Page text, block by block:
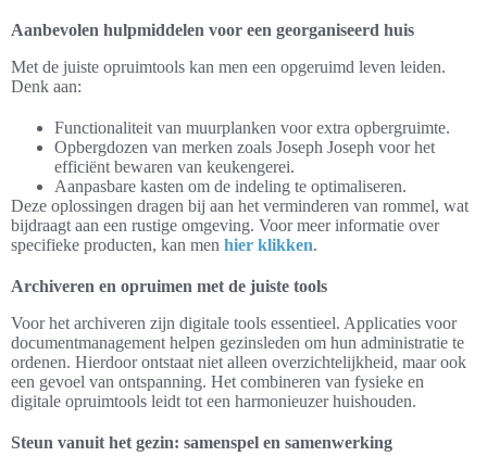
Aanbevolen hulpmiddelen voor een georganiseerd huis
Met de juiste opruimtools kan men een opgeruimd leven leiden.
Denk aan:
Functionaliteit van muurplanken voor extra opbergruimte.
Opbergdozen van merken zoals Joseph Joseph voor het
efficiënt bewaren van keukengerei.
Aanpasbare kasten om de indeling te optimaliseren.
Deze oplossingen dragen bij aan het verminderen van rommel, wat
bijdraagt aan een rustige omgeving. Voor meer informatie over
specifieke producten, kan men hier klikken.
Archiveren en opruimen met de juiste tools
Voor het archiveren zijn digitale tools essentieel. Applicaties voor
documentmanagement helpen gezinsleden om hun administratie te
ordenen. Hierdoor ontstaat niet alleen overzichtelijkheid, maar ook
een gevoel van ontspanning. Het combineren van fysieke en
digitale opruimtools leidt tot een harmonieuzer huishouden.
Steun vanuit het gezin: samenspel en samenwerking